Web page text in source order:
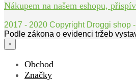
Nákupem na našem eshopu,
2017 - 2020 Copyright Droggi shop
Podle zákona o evidenci tržeb
×
Obchod
Značky